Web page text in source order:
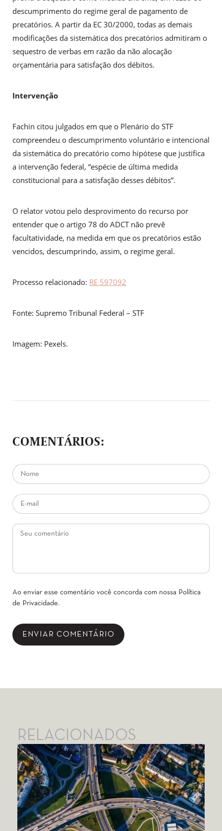
descumprimento do regime geral de pagamento de
precatórios. A partir da EC 30/2000, todas as demais
modificações da sistemática dos precatórios admitiram o
sequestro de verbas em razão da não alocação
orçamentária para satisfação dos débitos.
Intervenção
Fachin citou julgados em que o Plenário do STF
compreendeu o descumprimento voluntário e intencional
da sistemática do precatório como hipótese que justifica
a intervenção federal, “espécie de última medida
constitucional para a satisfação desses débitos”.
O relator votou pelo desprovimento do recurso por
entender que o artigo 78 do ADCT não prevê
facultatividade, na medida em que os precatórios estão
vencidos, descumprindo, assim, o regime geral.
Processo relacionado: RE 597092
Fonte: Supremo Tribunal Federal – STF
Imagem: Pexels.
COMENTÁRIOS:
Ao enviar esse comentário você concorda com nossa Política
de Privacidade.
RELACIONADOS